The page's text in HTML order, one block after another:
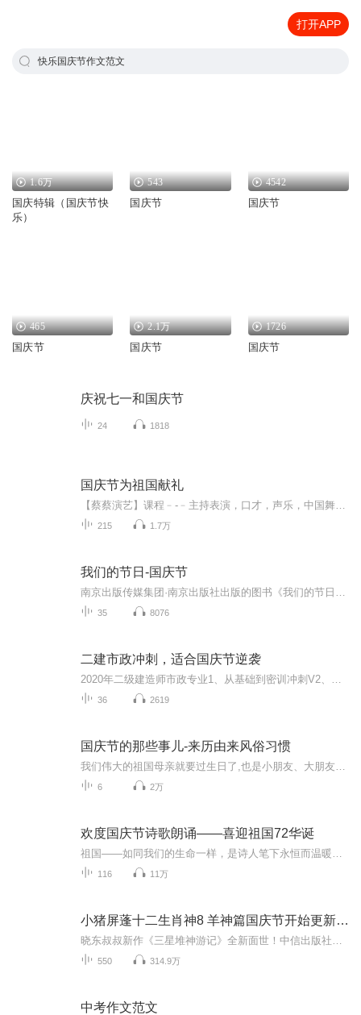
打开APP
快乐国庆节作文范文
1.6万
国庆特辑（国庆节快
乐）
543
国庆节
4542
国庆节
465
国庆节
2.1万
国庆节
1726
国庆节
庆祝七一和国庆节
24 1818
国庆节为祖国献礼
215 1.7万
我们的节日-国庆节
35 8076
二建市政冲刺，适合国庆节逆袭
36 2619
国庆节的那些事儿-来历由来风俗习惯
6 2万
欢度国庆节诗歌朗诵——喜迎祖国72华诞
116 11万
小猪屏蓬十二生肖神8 羊神篇国庆节开始更新啦！
550 314.9万
中考作文范文